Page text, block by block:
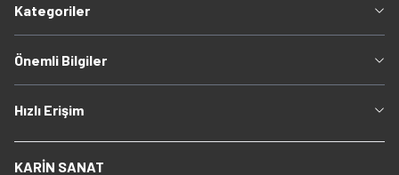
Kategoriler
Önemli Bilgiler
Hızlı Erişim
KARİN SANAT